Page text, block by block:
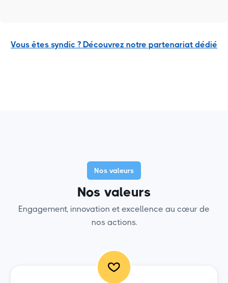
Vous êtes syndic ? Découvrez notre partenariat dédié
Nos valeurs
Nos valeurs
Engagement, innovation et excellence au cœur de
nos actions.